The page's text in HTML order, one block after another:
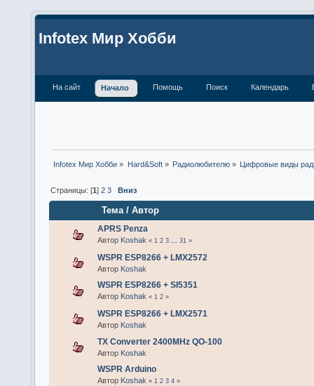
Infotex Мир Хобби
На сайт Начало Помощь Поиск Календарь
Infotex Мир Хобби » Hard&Soft» Радиолюбителю» Цифровые виды
Страницы: [1]2 3 Вниз
Тема/Автор
APRS Penza
Автор Koshak « 1 2 3 ... 31 »
WSPR ESP8266 + LMX2572
Автор Koshak
WSPR ESP8266 + SI5351
Автор Koshak « 1 2 »
WSPR ESP8266 + LMX2571
Автор Koshak
TX Converter 2400MHz QO-100
Автор Koshak
WSPR Arduino
Автор Koshak « 1 2 3 4 »